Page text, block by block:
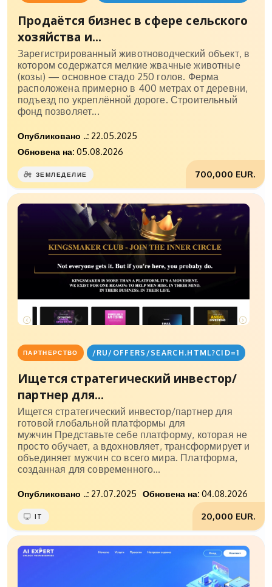
Продаётся бизнес в сфере сельского
хозяйства и...
Зарегистрированный животноводческий объект, в
котором содержатся мелкие жвачные животные
(козы) — основное стадо 250 голов. Ферма
расположена примерно в 400 метрах от деревни,
подъезд по укреплённой дороге. Строительный
фонд позволяет...
Опубликовано ..: 22.05.2025
Обновена на: 05.08.2026
700,000 EUR.
ЗЕМЛЕДЕЛИЕ
ПАРТНЕРСТВО /RU/OFFERS/SEARCH.HTML?CID=1
Ищется стратегический инвестор/
партнер для...
Ищется стратегический инвестор/партнер для
готовой глобальной платформы для
мужчин Представьте себе платформу, которая не
просто обучает, а вдохновляет, трансформирует и
объединяет мужчин со всего мира. Платформа,
созданная для современного...
Опубликовано ..: 27.07.2025 Обновена на: 04.08.2026
20,000 EUR.
IT